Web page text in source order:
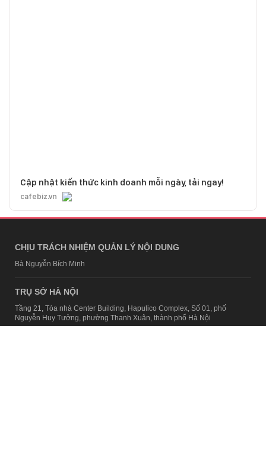
Cập nhật kiến thức kinh doanh mỗi ngày, tải ngay!
cafebiz.vn
CHỊU TRÁCH NHIỆM QUẢN LÝ NỘI DUNG
Bà Nguyễn Bích Minh
TRỤ SỞ HÀ NỘI
Tầng 21, Tòa nhà Center Building, Hapulico Complex, Số 01, phố
Nguyễn Huy Tưởng, phường Thanh Xuân, thành phố Hà Nội